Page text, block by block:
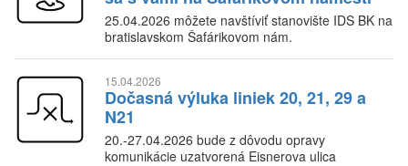
25.04.2026 môžete navštíviť stanovište IDS BK na
bratislavskom Šafárikovom nám.
15.04.2026
Dočasná výluka liniek 20, 21, 29 a
N21
20.-27.04.2026 bude z dôvodu opravy
komunikácie uzatvorená Eisnerova ulica